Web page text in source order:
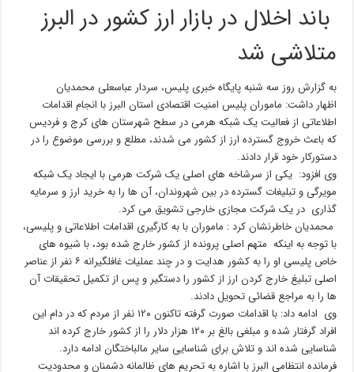
باند اخلال در بازار ارز کشور در البرز
متلاشی شد
به گزارش روز سه شنبه پایگاه خبری پلیس، سردار عباسعلی محمدیان
اظهار داشت: ماموران پلیس امنیت اقتصادی استان البرز با انجام اقدامات
اطلاعاتی از فعالیت یک شبکه هرمی در سطح شهرستان های کرج و فردیس
که باعث خروج گسترده ارز از کشور می شدند، مطلع و بررسی موضوع را در
دستورکار خود قرار دادند.
وی افزود: یکی از سرشاخه های اصلی یک شرکت هرمی با ایجاد یک شبکه
مویرگی و تبلیغات گسترده در بین شهروندان، آن ها را به خرید ارز و سرمایه
گذاری در یک شرکت مجازی خارجی تشویق می کرد.
محمدیان خاطرنشان کرد : ماموران با به کارگیری اقدامات اطلاعاتی و پلیسی،
با توجه به اینکه متهم اصلی پرونده از کشور خارج شده بود، با شیوه های
خاص پلیسی او را به کشور هدایت و در چند عملیات غافلگیرانه ۶ نفر از عناصر
اصلی تبلیغ خارج کردن ارز از کشور را دستگیر و پس از تکمیل تحقیقات آن
ها را به مراجع قضائی تحویل دادند.
وی ادامه داد: با اقدامات صورت گرفته تاکنون ۱۲۰ نفر از مردم که در دام این
افراد گرفتار شده و مبلغی بالغ بر ۱۲۰ هزار دلار را از کشور خارج کرده اند
شناسایی شده اند و تلاش برای شناسایی سایر مالباختگان ادامه دارد.
فرمانده انتظامی البرز با اشاره به تحریم های ظالمانه دشمنان و محدودیت